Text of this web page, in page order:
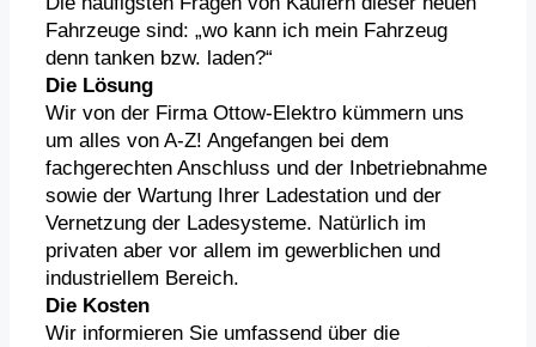
Fahrzeuge sind: „wo kann ich mein Fahrzeug
denn tanken bzw. laden?“
Die Lösung
Wir von der Firma Ottow-Elektro kümmern uns
um alles von A-Z! Angefangen bei dem
fachgerechten Anschluss und der Inbetriebnahme
sowie der Wartung Ihrer Ladestation und der
Vernetzung der Ladesysteme. Natürlich im
privaten aber vor allem im gewerblichen und
industriellem Bereich.
Die Kosten
Wir informieren Sie umfassend über die